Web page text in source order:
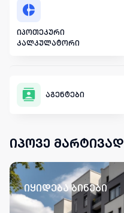
იპოთეკური
კალკულატორი
აგენტები
იპოვე მარტივად
იყიდება ბინები